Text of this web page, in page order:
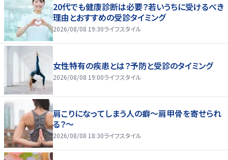
20代でも健康診断は必要？若いうちに受けるべき
理由とおすすめの受診タイミング
2026/08/08 19:30ライフスタイル
女性特有の疾患とは？予防と受診のタイミング
2026/08/08 19:00ライフスタイル
肩こりになってしまう人の癖～肩甲骨を寄せられ
る？～
2026/08/08 18:30ライフスタイル